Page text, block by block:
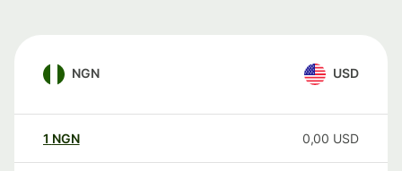
NGN USD
1 NGN 0,00 USD